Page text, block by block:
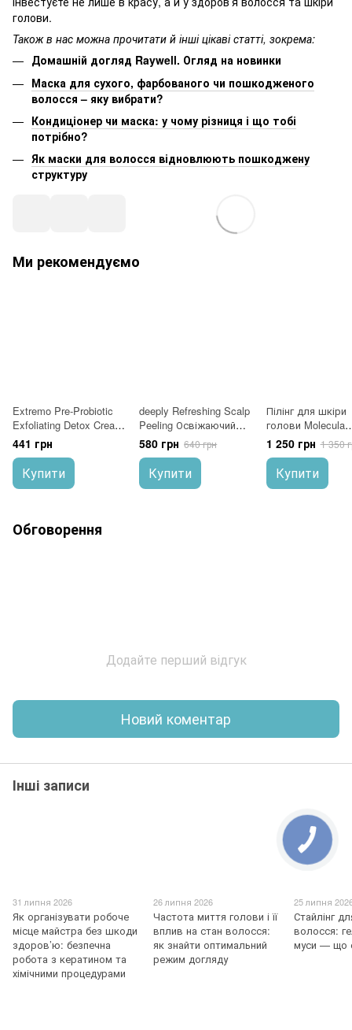
голови.
Також в нас можна прочитати й інші цікаві статті, зокрема:
Домашній догляд Raywell. Огляд на новинки
Маска для сухого, фарбованого чи пошкодженого
волосся – яку вибрати?
Кондиціонер чи маска: у чому різниця і що тобі
потрібно?
Як маски для волосся відновлюють пошкоджену
структуру
Ми рекомендуємо
Extremo Pre-Probiotic
Exfoliating Detox Cream
Скраб антиоксидант з
пробіотиком 200 мл
441 грн
Купити
deeply Refreshing Scalp
Peeling Освіжаючий
пілінг для шкіри
голови 200 мл
580 грн 640 грн
Купити
Пілінг для шкіри
голови Molecula
Peeling 300 мл
1 250 грн 1 350
Купити
Обговорення
Додайте перший відгук
Новий коментар
Інші записи
31 липня 2026
Як організувати робоче
місце майстра без шкоди
здоров’ю: безпечна
робота з кератином та
хімічними процедурами
26 липня 2026
Частота миття голови і її
вплив на стан волосся:
як знайти оптимальний
режим догляду
25 липня
Стайлінг
волосся:
муси — що